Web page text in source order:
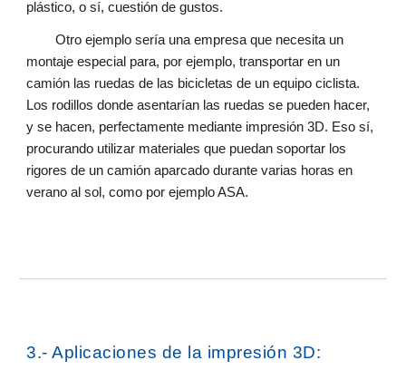
plástico, o sí, cuestión de gustos.
Otro ejemplo sería una empresa que necesita un
montaje especial para, por ejemplo, transportar en un
camión las ruedas de las bicicletas de un equipo ciclista.
Los rodillos donde asentarían las ruedas se pueden hacer,
y se hacen, perfectamente mediante impresión 3D. Eso sí,
procurando utilizar materiales que puedan soportar los
rigores de un camión aparcado durante varias horas en
verano al sol, como por ejemplo ASA.
3.- Aplicaciones de la impresión 3D: